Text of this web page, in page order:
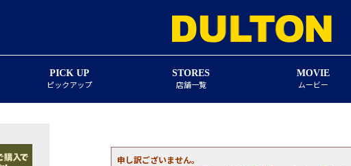
PICK UP
ピックアップ
STORES
店舗一覧
MOVIE
ムービー
申し訳ございません。